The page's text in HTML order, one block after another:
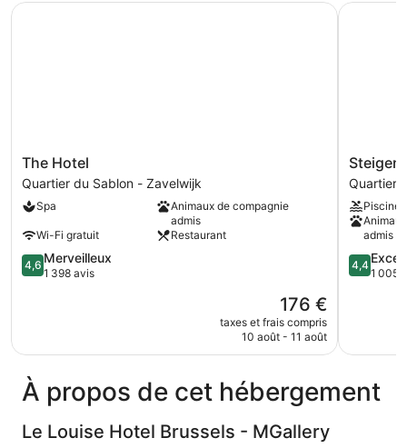
jardin
Suite,
The
Hotel
Quartier
du
-
Zavelwijk
The Hotel
Quartier du Sablon - Zavelwijk
Spa
Animaux de compagnie
admis
Wi-Fi gratuit
Restaurant
4.6
sur
4,6 Merveilleux
1 398 avis
Le
nouveau
prix
176 €
taxes et frais compris
10 août - 11 août
The Hotel
Icon
Wiltcher's
Quartier
du
Châtelain
Quartier
Piscine
admis
4.4
sur
4,4
1 005
À propos de cet hébergement
Le Louise Hotel Brussels - MGallery